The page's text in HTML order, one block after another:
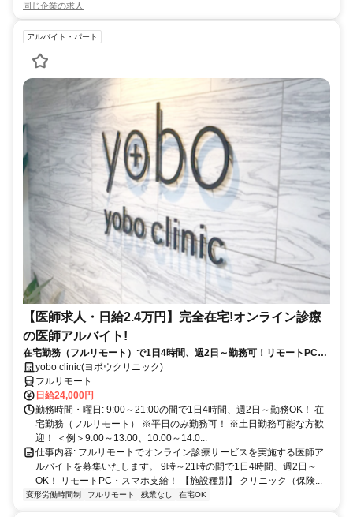
同じ企業の求人
アルバイト・パート
【医師求人・日給2.4万円】完全在宅!オンライン診療
の医師アルバイト!
在宅勤務（フルリモート）で1日4時間、週2日～勤務可！リモートPC・
スマホ支給！
yobo clinic(ヨボウクリニック)
フルリモート
日給24,000円
勤務時間・曜日: 9:00～21:00の間で1日4時間、週2日～勤務OK！ 在
宅勤務（フルリモート） ※平日のみ勤務可！ ※土日勤務可能な方歓
迎！ ＜例＞9:00～13:00、10:00～14:0...
仕事内容: フルリモートでオンライン診療サービスを実施する医師ア
ルバイトを募集いたします。 9時～21時の間で1日4時間、週2日～
OK！ リモートPC・スマホ支給！ 【施設種別】 クリニック（保険...
変形労働時間制 フルリモート 残業なし 在宅OK